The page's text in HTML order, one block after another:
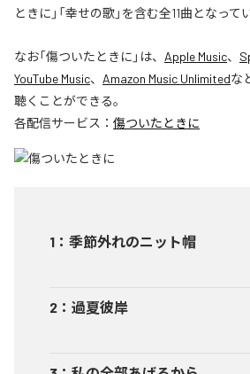
ときに」「幸せの歌」を含む全11曲となって
なお「傷ついたときに 」は、 Apple Music、
YouTube Music、 Amazon Music Unlimitedな
聴くことができる。
各配信サービス： 傷ついたときに
1 ： 季節外れのニット帽
2 ： 過夏彼岸